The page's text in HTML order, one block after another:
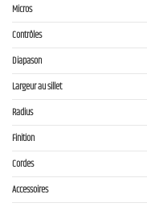
Micros
Contrôles
Diapason
Largeur au sillet
Radius
Finition
Cordes
Accessoires